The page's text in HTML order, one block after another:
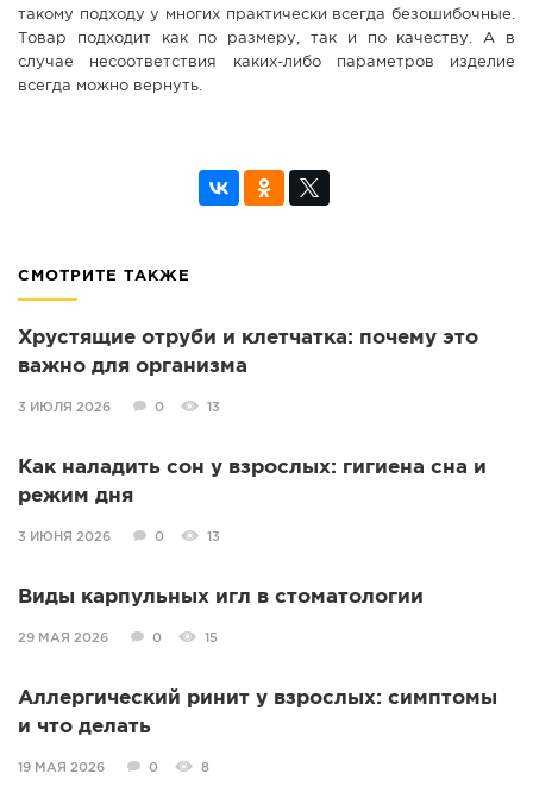
такому подходу у многих практически всегда безошибочные.
Товар подходит как по размеру, так и по качеству. А в
случае несоответствия каких-либо параметров изделие
всегда можно вернуть.
СМОТРИТЕ ТАКЖЕ
Хрустящие отруби и клетчатка: почему это
важно для организма
3 ИЮЛЯ 2026 0 13
Как наладить сон у взрослых: гигиена сна и
режим дня
3 ИЮНЯ 2026 0 13
Виды карпульных игл в стоматологии
29 МАЯ 2026 0 15
Аллергический ринит у взрослых: симптомы
и что делать
19 МАЯ 2026 0 8